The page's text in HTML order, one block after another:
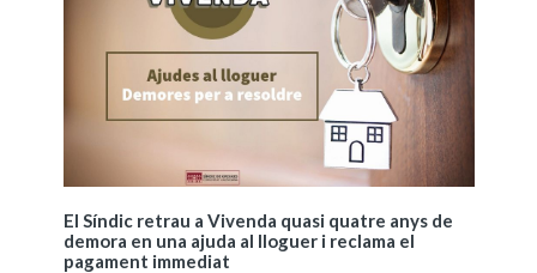
El Síndic retrau a Vivenda quasi quatre anys de
demora en una ajuda al lloguer i reclama el
pagament immediat